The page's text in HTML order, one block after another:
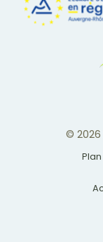
©